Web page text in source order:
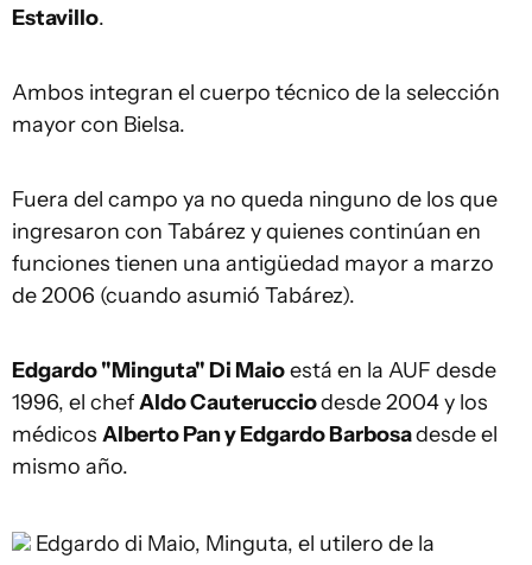
Estavillo.
Ambos integran el cuerpo técnico de la selección
mayor con Bielsa.
Fuera del campo ya no queda ninguno de los que
ingresaron con Tabárez y quienes continúan en
funciones tienen una antigüedad mayor a marzo
de 2006 (cuando asumió Tabárez).
Edgardo "Minguta" Di Maioestá en la AUF desde
1996, el chefAldo Cauterucciodesde 2004 y los
médicos Alberto Pan y Edgardo Barbosadesde el
mismo año.
Edgardo di Maio, Minguta, el utilero de la